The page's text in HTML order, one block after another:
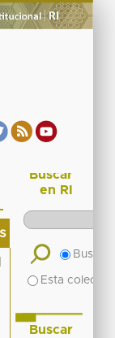
Buscar
en RI
Buscar
Esta
Buscar